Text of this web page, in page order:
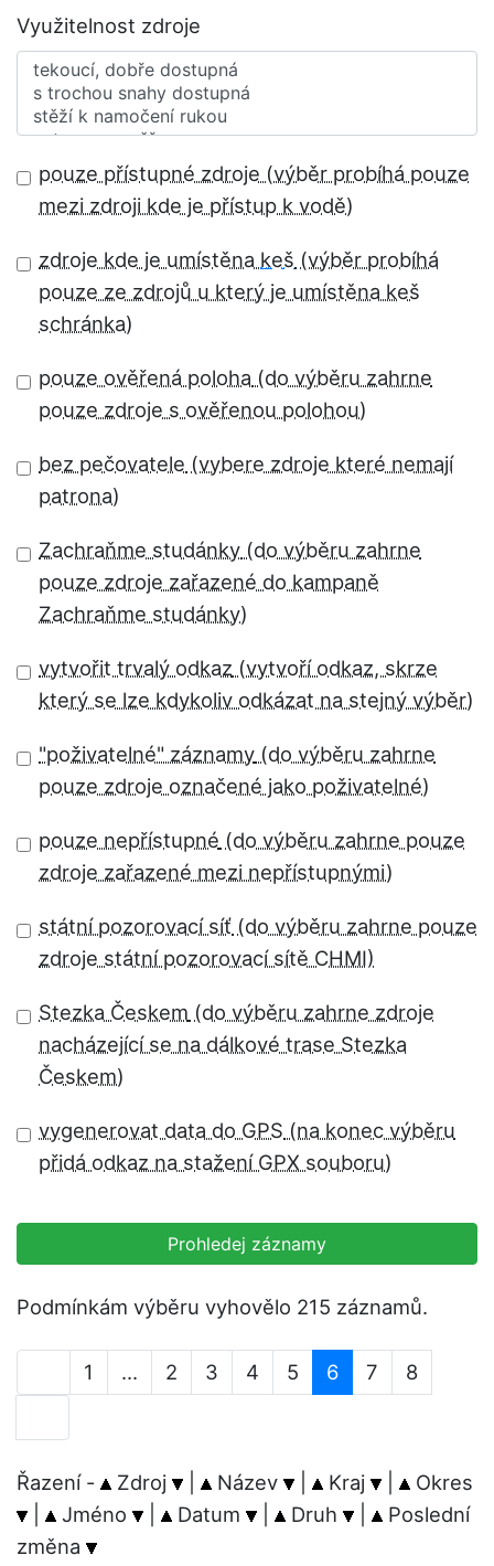
Využitelnost zdroje
pouze přístupné zdroje
zdroje kde je umístěna keš
pouze ověřená poloha
bez pečovatele
Zachraňme studánky
vytvořit trvalý odkaz
"poživatelné" záznamy
pouze nepřístupné
státní pozorovací síť
Stezka Českem
vygenerovat data do GPS
Prohledej záznamy
Podmínkám výběru vyhovělo 215 záznamů.
1 ... 2 3 4 5 6 7 8
Řazení - Zdroj Název Kraj
Okres
Jméno Datum Druh
Poslední
změna